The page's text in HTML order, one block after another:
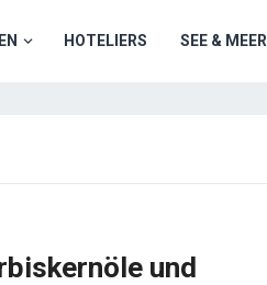
HOTELIERS SEE & MEER
und